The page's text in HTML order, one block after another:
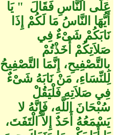
عَلَى النَّاسِ فَقَالَ ‏ "‏ يَا
أَيُّهَا النَّاسُ مَا لَكُمْ إِذَا
نَابَكُمْ شَىْءٌ فِي
صَلاَتِكُمْ أَخَذْتُمْ
بِالتَّصْفِيحِ، إِنَّمَا التَّصْفِيحُ
لِلنِّسَاءِ، مَنْ نَابَهُ شَىْءٌ
فِي صَلاَتِهِ فَلْيَقُلْ
سُبْحَانَ اللَّهِ، فَإِنَّهُ لا
يَسْمَعُهُ أَحَدٌ إِلاَّ الْتَفَتَ،